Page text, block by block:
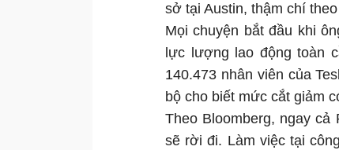
sở tại Austin, thậm chí
Mọi chuyện bắt đầu khi
lực lượng lao động toàn
140.473 nhân viên của
bộ cho biết mức cắt giảm
Theo Bloomberg, ngay cả
sẽ rời đi. Làm việc tại